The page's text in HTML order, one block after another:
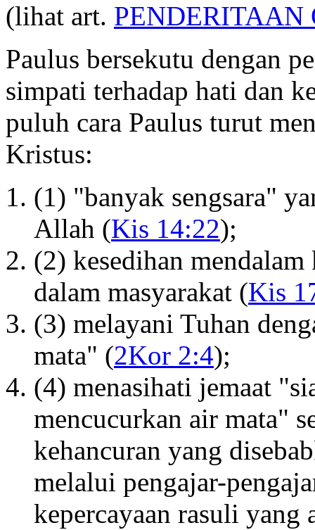
(lihat art. PENDERITAAN
Paulus bersekutu dengan
simpati terhadap hati dan
puluh cara Paulus turut
Kristus:
(1) "banyak sengsara"
Allah (Kis 14:22);
(2) kesedihan
dalam masyarakat (Kis
(3) melayani Tuhan
mata" (2Kor 2:4);
(4) menasihati jemaat
mencucurkan air mata"
kehancuran yang
melalui pengajar-
kepercayaan rasuli